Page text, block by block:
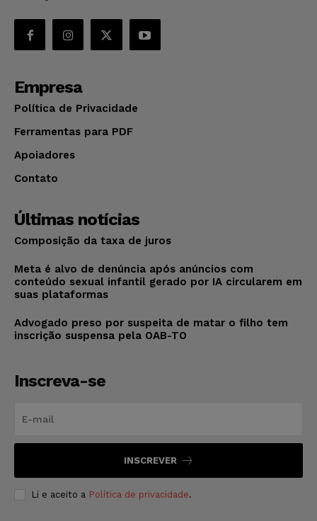
Empresa
Política de Privacidade
Ferramentas para PDF
Apoiadores
Contato
Últimas notícias
Composição da taxa de juros
Meta é alvo de denúncia após anúncios com
conteúdo sexual infantil gerado por IA circularem em
suas plataformas
Advogado preso por suspeita de matar o filho tem
inscrição suspensa pela OAB-TO
Inscreva-se
INSCREVER
Li e aceito a Política de privacidade.